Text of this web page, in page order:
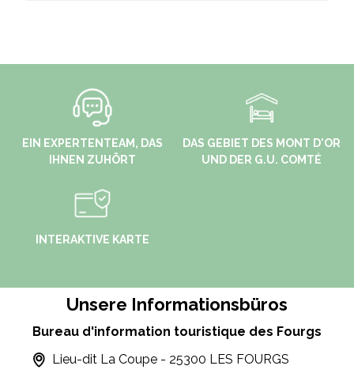
EIN EXPERTENTEAM, DAS
IHNEN ZUHÖRT
DAS GEBIET DES MONT D'OR
UND DER G.U. COMTÉ
INTERAKTIVE KARTE
Unsere Informationsbüros
Bureau d'information touristique des Fourgs
Lieu-dit La Coupe - 25300 LES FOURGS